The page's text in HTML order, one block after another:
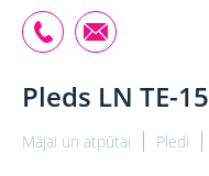
Pleds LN TE-15
Mājai un atpūtai Pledi